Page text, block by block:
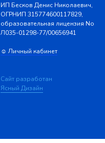
ИП Бесков Денис Николаевич,
ОГРНИП 315774600117829,
образовательная лицензия No
Л035-01298-77/00656941
☺ Личный кабинет
Сайт разработан
Ясный Дизайн